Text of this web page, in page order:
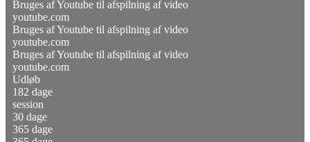
Bruges af Youtube til afspilning af video
youtube.com
Bruges af Youtube til afspilning af video
youtube.com
Bruges af Youtube til afspilning af video
youtube.com
Udløb
182 dage
session
30 dage
365 dage